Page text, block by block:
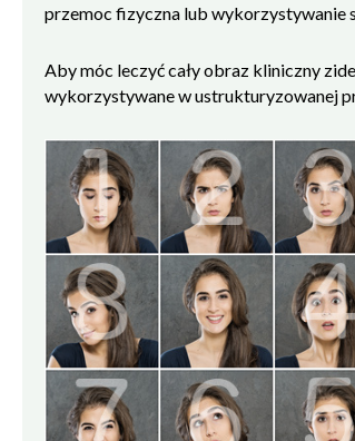
przemoc fizyczna lub wykorzystywanie
Aby móc leczyć cały obraz kliniczny
wykorzystywane w ustrukturyzowanej
Czy mogę również użyć
wzmocnić pozytywne